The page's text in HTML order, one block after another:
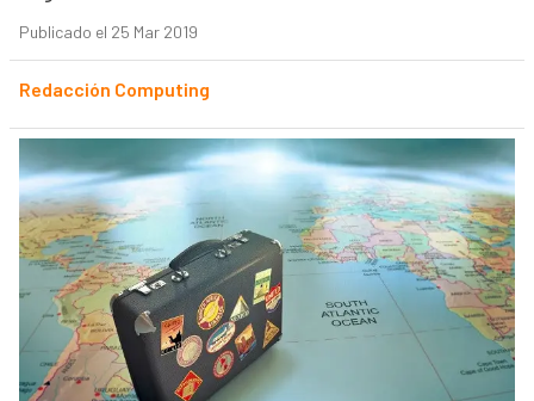
Publicado el 25 Mar 2019
Redacción Computing